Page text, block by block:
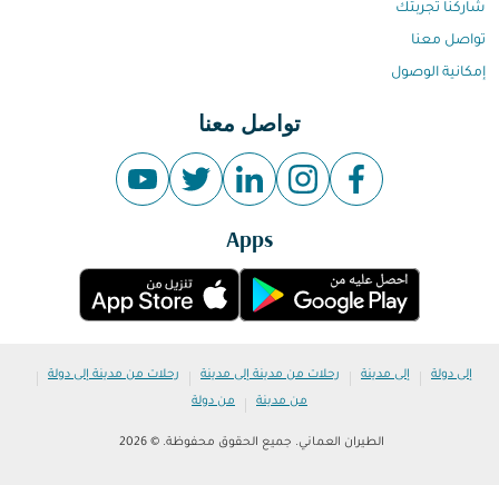
شاركنا تجربتك
تواصل معنا
إمكانية الوصول
تواصل معنا
Apps
إلى دولة | إلى مدينة | رحلات من مدينة إلى مدينة | رحلات من مدينة إلى دولة |
من مدينة | من دولة
الطيران العماني. جميع الحقوق محفوظة. © 2026